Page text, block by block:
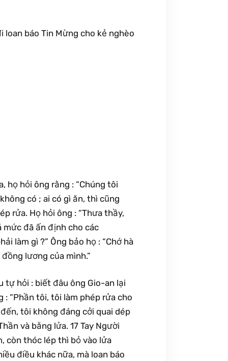
báo Tin Mừng cho kẻ nghèo
họ hỏi ông rằng : “Chúng tôi
có ; ai có gì ăn, thì cũng
rửa. Họ hỏi ông : “Thưa thầy,
mức đã ấn định cho các
làm gì ?” Ông bảo họ : “Chớ hà
lương của mình.”
tự hỏi : biết đâu ông Gio-an lại
“Phần tôi, tôi làm phép rửa cho
tôi không đáng cởi quai dép
và bằng lửa. 17 Tay Người
còn thóc lép thì bỏ vào lửa
điều khác nữa, mà loan báo